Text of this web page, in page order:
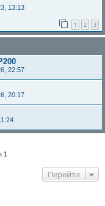
13:13
1 2 3
22:57
20:17
1
Перейти